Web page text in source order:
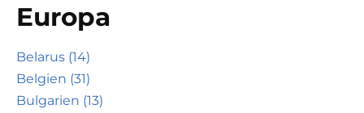
Europa
Belarus (14)
Belgien (31)
Bulgarien (13)